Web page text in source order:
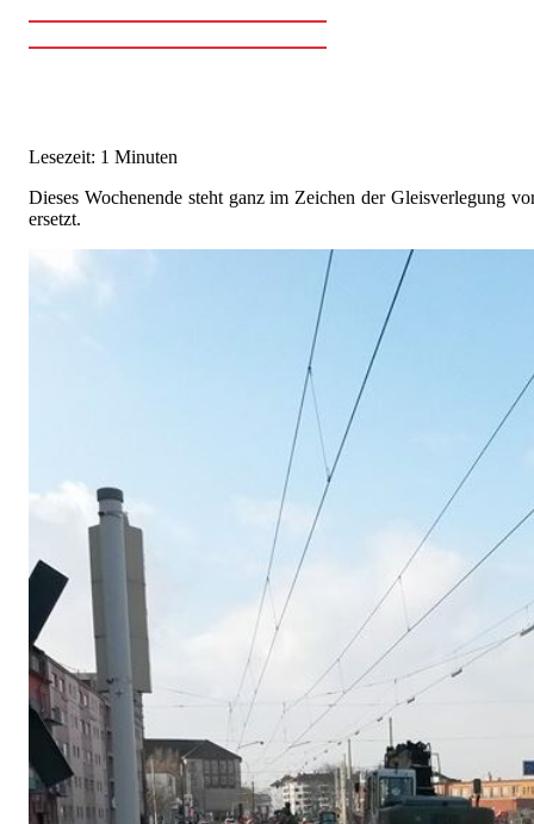
Lesezeit: 1 Minuten
Dieses Wochenende steht ganz im Zeichen der Gleisverlegung
ersetzt.